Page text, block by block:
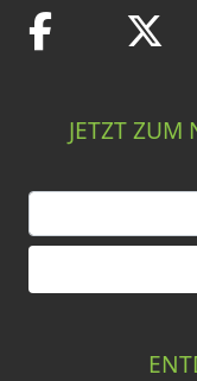
JETZT ZUM